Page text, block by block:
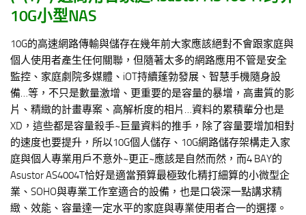
10G小型NAS
10G的高速網路傳輸與儲存在幾年前大家應該絕對不會跟家庭與
個人使用者產生任何關聯，但隨著太多的網路應用不管是安全
監控、家庭劇院多媒體、iOT持續蓬勃發展、智慧手機隨身設
備…等，不只是數量激增、更重要的是容量的暴增，高畫質的影
片、精緻的計畫專案、高解析度的相片…資料的累積輩分也是
XD，這些都是容量殺手~巨量資料的推手，除了容量要增加相對
的速度也要提升，所以10G個人儲存、10G網路儲存架構走入家
庭與個人專業用戶不意外~更正~應該是自然而然，而4 BAY的
Asustor AS4004T恰好是適當預算最極致化精打細算的小微型企
業、SOHO與專業工作室適合的設備，也是口袋深一點講求精
緻、效能、容量達一定水平的家庭與專業使用者合一的選擇。